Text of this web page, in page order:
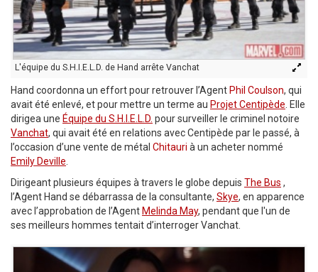
L'équipe du S.H.I.E.L.D. de Hand arrête Vanchat
Hand coordonna un effort pour retrouver l’Agent Phil Coulson, qui
avait été enlevé, et pour mettre un terme au Projet Centipède. Elle
dirigea une Équipe du S.H.I.E.L.D. pour surveiller le criminel notoire
Vanchat, qui avait été en relations avec Centipède par le passé, à
l’occasion d’une vente de métal Chitauri à un acheter nommé
Emily Deville.
Dirigeant plusieurs équipes à travers le globe depuis The Bus ,
l’Agent Hand se débarrassa de la consultante, Skye, en apparence
avec l’approbation de l’Agent Melinda May, pendant que l'un de
ses meilleurs hommes tentait d’interroger Vanchat.